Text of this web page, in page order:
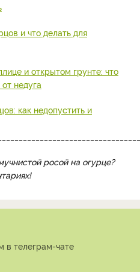
и что делать для
и открытом грунте: что
недуга
как недопустить и
росой на огурце?
в телеграм-чате